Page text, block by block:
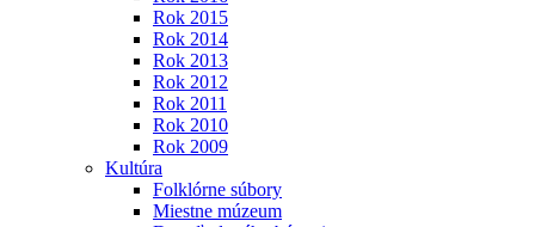
Rok 2015
Rok 2014
Rok 2013
Rok 2012
Rok 2011
Rok 2010
Rok 2009
Kultúra
Folklórne súbory
Miestne múzeum